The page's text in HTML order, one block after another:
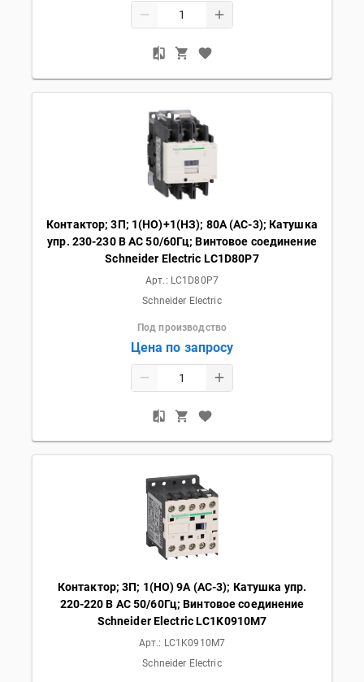
Контактор; 3П; 1(НО)+1(НЗ); 80А (AC-3); Катушка
упр. 230-230 В AC 50/60Гц; Винтовое соединение
Schneider Electric LC1D80P7
Арт.: LC1D80P7
Schneider Electric
Под производство
Цена по запросу
Контактор; 3П; 1(НО) 9А (AC-3); Катушка упр.
220-220 В AC 50/60Гц; Винтовое соединение
Schneider Electric LC1K0910M7
Арт.: LC1K0910M7
Schneider Electric